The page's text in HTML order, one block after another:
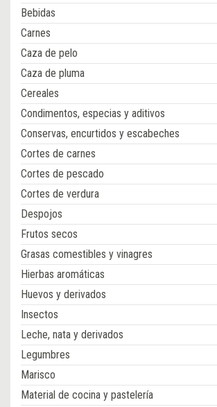
Bebidas
Carnes
Caza de pelo
Caza de pluma
Cereales
Condimentos, especias y aditivos
Conservas, encurtidos y escabeches
Cortes de carnes
Cortes de pescado
Cortes de verdura
Despojos
Frutos secos
Grasas comestibles y vinagres
Hierbas aromáticas
Huevos y derivados
Insectos
Leche, nata y derivados
Legumbres
Marisco
Material de cocina y pastelería